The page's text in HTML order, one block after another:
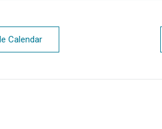
Calendar